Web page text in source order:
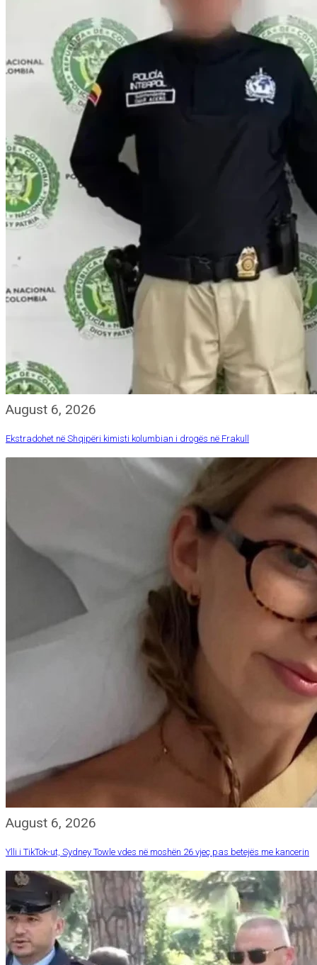
August 6, 2026
Ekstradohet në Shqipëri kimisti kolumbian i drogës në Frakull
August 6, 2026
Ylli i TikTok-ut, Sydney Towle vdes në moshën 26 vjeç pas betejës me kancerin